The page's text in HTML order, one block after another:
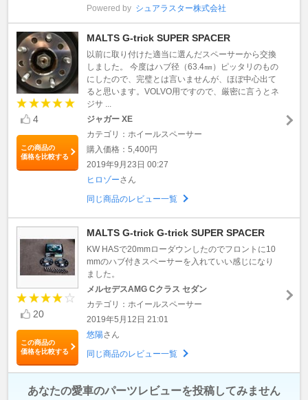
Powered by シュアラスター株式会社
4
この商品の
価格を比較する
MALTS G-trick SUPER SPACER
以前に取り付けた適当に選んだスペーサーから交換
しました。 今度はハブ径（63.4㎜）ピッタリのもの
にしたので、完璧とは言いませんが、ほぼ中心出て
ると思います。VOLVO用ですので、厳密に言うとネ
ジサ ...
ジャガー XE
カテゴリ：ホイールスペーサー
購入価格：5,400円
2019年9月23日 00:27
ヒロゾーさん
同じ商品のレビュー一覧
20
この商品の
価格を比較する
MALTS G-trick G-trick SUPER SPACER
KW HASで20mmローダウンしたのでフロントに10
mmのハブ付きスペーサーを入れていい感じになり
ました。
メルセデスAMG Cクラス セダン
カテゴリ：ホイールスペーサー
2019年5月12日 21:01
悠陽さん
同じ商品のレビュー一覧
あなたの愛車のパーツレビューを投稿してみません